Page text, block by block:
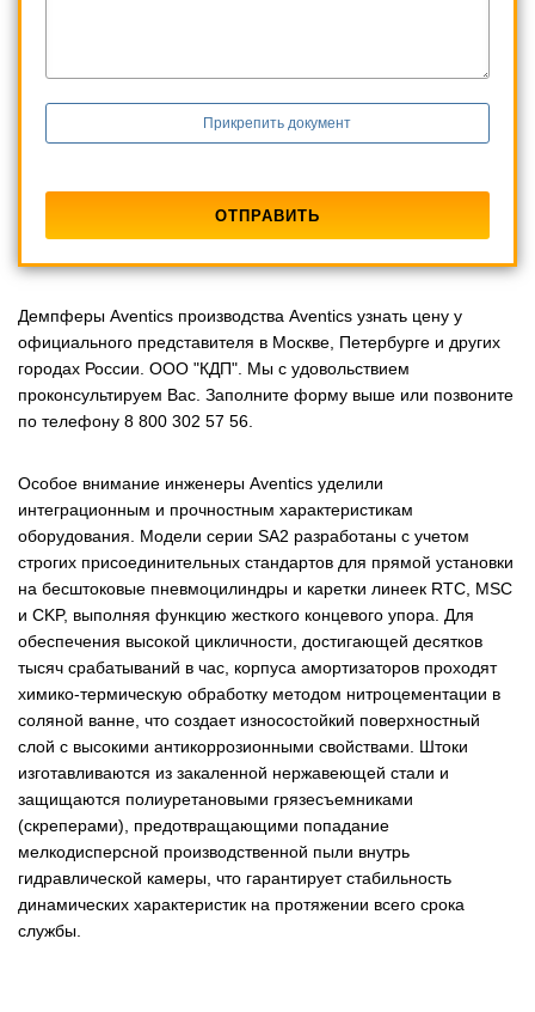
Прикрепить документ
Демпферы Aventics производства Aventics узнать цену у
официального представителя в Москве, Петербурге и других
городах России. ООО "КДП". Мы с удовольствием
проконсультируем Вас. Заполните форму выше или позвоните
по телефону 8 800 302 57 56.
Особое внимание инженеры Aventics уделили
интеграционным и прочностным характеристикам
оборудования. Модели серии SA2 разработаны с учетом
строгих присоединительных стандартов для прямой установки
на бесштоковые пневмоцилиндры и каретки линеек RTC, MSC
и CKP, выполняя функцию жесткого концевого упора. Для
обеспечения высокой цикличности, достигающей десятков
тысяч срабатываний в час, корпуса амортизаторов проходят
химико-термическую обработку методом нитроцементации в
соляной ванне, что создает износостойкий поверхностный
слой с высокими антикоррозионными свойствами. Штоки
изготавливаются из закаленной нержавеющей стали и
защищаются полиуретановыми грязесъемниками
(скреперами), предотвращающими попадание
мелкодисперсной производственной пыли внутрь
гидравлической камеры, что гарантирует стабильность
динамических характеристик на протяжении всего срока
службы.